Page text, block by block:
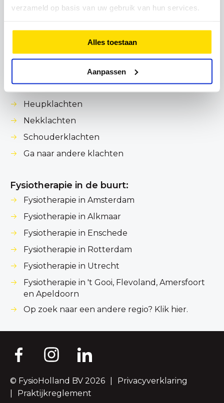
verzameld op basis van uw gebruik van hun services.
Alles toestaan
Aanpassen
Praktijkreglement
Fysiotherapie bij:
Heupklachten
Nekklachten
Schouderklachten
Ga naar andere klachten
Fysiotherapie in de buurt:
Fysiotherapie in Amsterdam
Fysiotherapie in Alkmaar
Fysiotherapie in Enschede
Fysiotherapie in Rotterdam
Fysiotherapie in Utrecht
Fysiotherapie in 't Gooi, Flevoland, Amersfoort
en Apeldoorn
Op zoek naar een andere regio? Klik hier.
© FysioHolland BV 2026
Privacyverklaring
Praktijkreglement